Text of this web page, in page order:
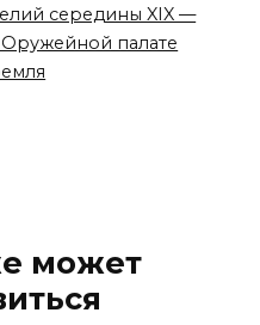
середины XIX —
Оружейной палате
может